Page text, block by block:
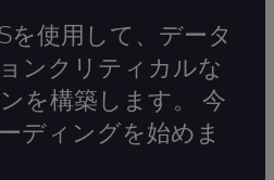
を使用して、データ
ンクリティカルな
を構築します。 今
ディングを始めま